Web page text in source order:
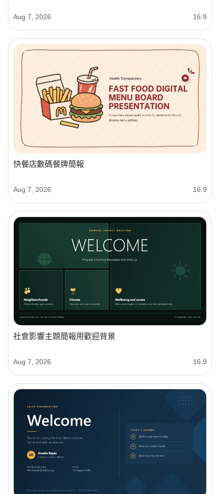
Aug 7, 2026 16:9
快餐店數碼餐牌簡報
Aug 7, 2026 16:9
社會影響主題簡報用歡迎背景
Aug 7, 2026 16:9